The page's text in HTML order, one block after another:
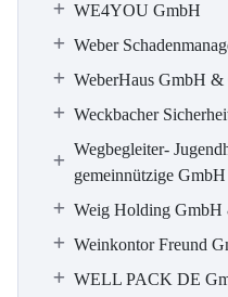
WE4YOU GmbH
Weber
WeberHaus GmbH
Weckbacher
Wegbegleiter-
gemeinnützige GmbH
Weig Holding
Weinkontor Freund
WELL PACK DE